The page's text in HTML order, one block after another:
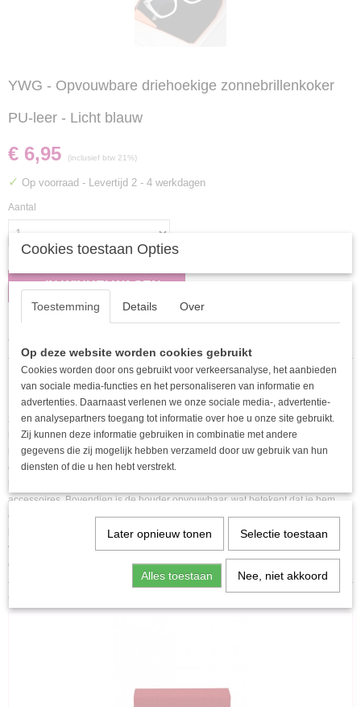
YWG - Opvouwbare driehoekige zonnebrillenkoker
PU-leer - Licht blauw
€ 6,95 (inclusief btw 21%)
✓ Op voorraad - Levertijd 2 - 4 werkdagen
Aantal
IN WINKELWAGEN
Specificaties
EAN code
9508753257883
Omschrijving
Deze stijlvolle zonnebrilhouder is een must-have accessoire voor iedereen die
zijn of haar zonnebril veilig en praktisch wil opbergen. Gemaakt van
hoogwaardig PU-materiaal, biedt deze houder niet alleen bescherming tegen
krassen en beschadigingen, maar is ook duurzaam en gemakkelijk te
onderhouden. De houder is verkrijgbaar in twee aantrekkelijke kleuren,
accessoires. Bovendien is de houder opvouwbaar, wat betekent dat je hem
eenvoudig kunt opbergen en meenemen in je tas zonder dat hij veel ruimte in
beslag neemt. Dit maakt het de ideale keuze voor zowel dagelijks gebruik als
voor op reis, zodat je altijd je zonnebril bij de hand hebt en deze in optimale
conditie blijft.
Cookies toestaan Opties
Toestemming Details Over
Op deze website worden cookies gebruikt
Cookies worden door ons gebruikt voor verkeersanalyse, het aanbieden
van sociale media-functies en het personaliseren van informatie en
advertenties. Daarnaast verlenen we onze sociale media-, advertentie-
en analysepartners toegang tot informatie over hoe u onze site gebruikt.
Zij kunnen deze informatie gebruiken in combinatie met andere
gegevens die zij mogelijk hebben verzameld door uw gebruik van hun
diensten of die u hen hebt verstrekt.
Later opnieuw tonen Selectie toestaan
Alles toestaan Nee, niet akkoord